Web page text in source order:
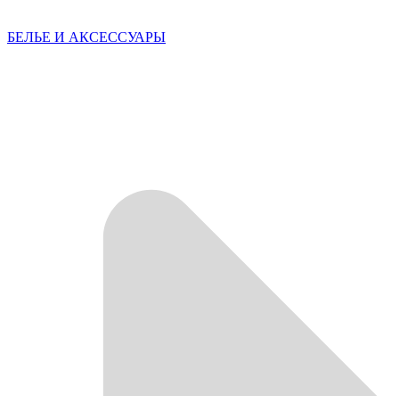
БЕЛЬЕ И АКСЕССУАРЫ